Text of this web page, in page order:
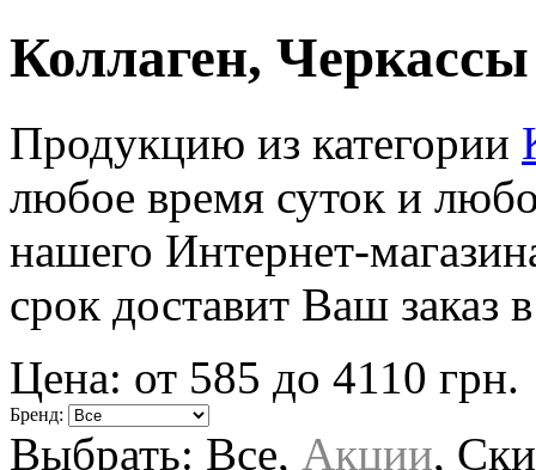
Коллаген, Черкассы
Продукцию из категории
любое время суток и
нашего Интернет-
срок доставит Ваш заказ
Цена: от 585 до 4110 грн.
Бренд:
Выбрать: Все, Акции,